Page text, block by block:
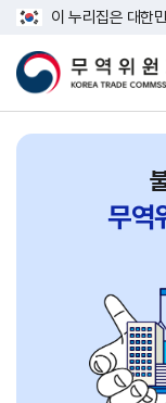
이 누리집은 대한
무역